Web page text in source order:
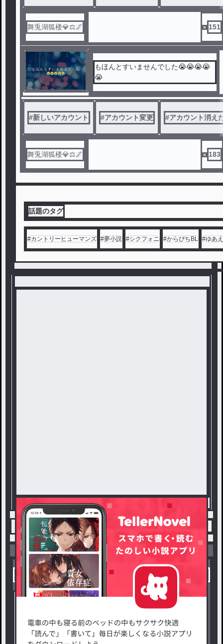
舞兎湖狐楼💎⚖️🌌 151
もほんとすいませんでした😭😭😭😭
😭
#新しいアカウント #アカウント変更 #アカウント消え
舞兎湖狐楼💎⚖️🌌 183
話題のタグ
#カントリーヒューマンズ #夢小説 #シクフォニ #からぴちBL #ゆあ
トップ 新しいアカウント 〔絶対に見てくださ
小説を探す
新着小説一覧
小説コンテスト応募・公募
出版・メディアミックス作品
ジャンルから探す
恋愛・ロマンス
ファンタジー・異世界・SF
ホラー・ミステリー